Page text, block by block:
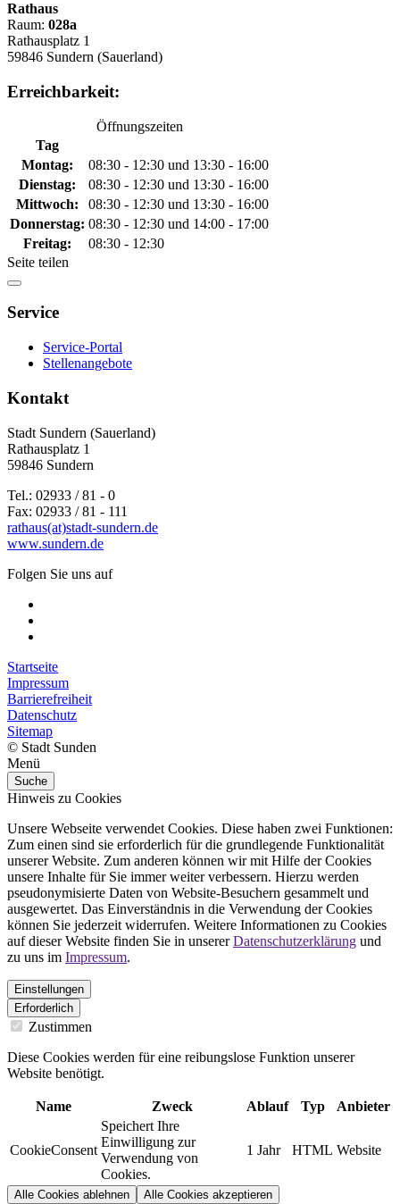
Rathaus
Raum: 028a
Rathausplatz 1
59846 Sundern (Sauerland)
Erreichbarkeit:
Öffnungszeiten
Tag
Montag:
08:30 - 12:30 und 13:30 - 16:00
Dienstag:
08:30 - 12:30 und 13:30 - 16:00
Mittwoch:
08:30 - 12:30 und 13:30 - 16:00
Donnerstag: 08:30 - 12:30 und 14:00 - 17:00
Freitag:
08:30 - 12:30
Seite teilen
Service
Service-Portal
Stellenangebote
Kontakt
Stadt Sundern (Sauerland)
Rathausplatz 1
59846 Sundern
Tel.: 02933 / 81 - 0
Fax: 02933 / 81 - 111
rathaus(at)stadt-sundern.de
www.sundern.de
Folgen Sie uns auf
Startseite
Impressum
Barrierefreiheit
Datenschutz
Sitemap
© Stadt Sunden
Menü
Suche
Hinweis zu Cookies
Unsere Webseite verwendet Cookies. Diese haben zwei Funktionen:
Zum einen sind sie erforderlich für die grundlegende Funktionalität
unserer Website. Zum anderen können wir mit Hilfe der Cookies
unsere Inhalte für Sie immer weiter verbessern. Hierzu werden
pseudonymisierte Daten von Website-Besuchern gesammelt und
ausgewertet. Das Einverständnis in die Verwendung der Cookies
können Sie jederzeit widerrufen. Weitere Informationen zu Cookies
auf dieser Website finden Sie in unsererDatenschutzerklärung und
zu uns im Impressum.
Einstellungen
Erforderlich
Zustimmen
Diese Cookies werden für eine reibungslose Funktion unserer
Website benötigt.
Name Zweck Ablauf Typ Anbieter
CookieConsent
Speichert Ihre
Einwilligung zur
Verwendung von
Cookies.
1 Jahr HTML Website
Alle Cookies ablehnen Alle Cookies akzeptieren